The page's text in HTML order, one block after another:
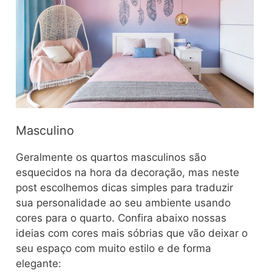
Masculino
Geralmente os quartos masculinos são
esquecidos na hora da decoração, mas neste
post escolhemos dicas simples para traduzir
sua personalidade ao seu ambiente usando
cores para o quarto. Confira abaixo nossas
ideias com cores mais sóbrias que vão deixar o
seu espaço com muito estilo e de forma
elegante: